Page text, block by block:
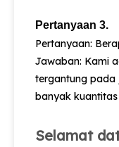
Pertanyaan 3.
Pertanyaan:
Jawaban: Kami
tergantung pada
banyak
Selamat